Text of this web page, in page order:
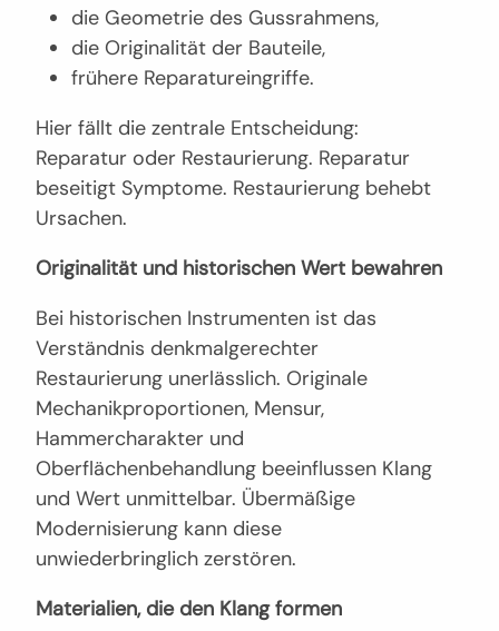
die Geometrie des Gussrahmens,
die Originalität der Bauteile,
frühere Reparatureingriffe.
Hier fällt die zentrale Entscheidung:
Reparatur oder Restaurierung. Reparatur
beseitigt Symptome. Restaurierung behebt
Ursachen.
Originalität und historischen Wert bewahren
Bei historischen Instrumenten ist das
Verständnis denkmalgerechter
Restaurierung unerlässlich. Originale
Mechanikproportionen, Mensur,
Hammercharakter und
Oberflächenbehandlung beeinflussen Klang
und Wert unmittelbar. Übermäßige
Modernisierung kann diese
unwiederbringlich zerstören.
Materialien, die den Klang formen